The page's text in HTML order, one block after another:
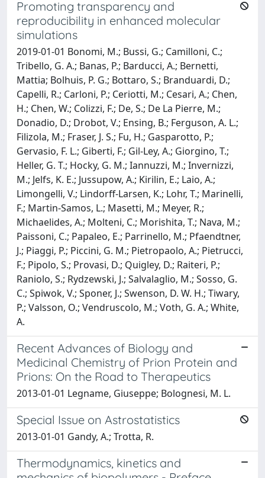
Promoting transparency and
reproducibility in enhanced molecular
simulations
2019-01-01 Bonomi, M.; Bussi, G.; Camilloni, C.;
Tribello, G. A.; Banas, P.; Barducci, A.; Bernetti,
Mattia; Bolhuis, P. G.; Bottaro, S.; Branduardi, D.;
Capelli, R.; Carloni, P.; Ceriotti, M.; Cesari, A.; Chen,
H.; Chen, W.; Colizzi, F.; De, S.; De La Pierre, M.;
Donadio, D.; Drobot, V.; Ensing, B.; Ferguson, A. L.;
Filizola, M.; Fraser, J. S.; Fu, H.; Gasparotto, P.;
Gervasio, F. L.; Giberti, F.; Gil-Ley, A.; Giorgino, T.;
Heller, G. T.; Hocky, G. M.; Iannuzzi, M.; Invernizzi,
M.; Jelfs, K. E.; Jussupow, A.; Kirilin, E.; Laio, A.;
Limongelli, V.; Lindorff-Larsen, K.; Lohr, T.; Marinelli,
F.; Martin-Samos, L.; Masetti, M.; Meyer, R.;
Michaelides, A.; Molteni, C.; Morishita, T.; Nava, M.;
Paissoni, C.; Papaleo, E.; Parrinello, M.; Pfaendtner,
J.; Piaggi, P.; Piccini, G. M.; Pietropaolo, A.; Pietrucci,
F.; Pipolo, S.; Provasi, D.; Quigley, D.; Raiteri, P.;
Raniolo, S.; Rydzewski, J.; Salvalaglio, M.; Sosso, G.
C.; Spiwok, V.; Sponer, J.; Swenson, D. W. H.; Tiwary,
P.; Valsson, O.; Vendruscolo, M.; Voth, G. A.; White,
A.
Recent Advances of Biology and
Medicinal Chemistry of Prion Protein and
Prions: On the Road to Therapeutics
2013-01-01 Legname, Giuseppe; Bolognesi, M. L.
Special Issue on Astrostatistics
2013-01-01 Gandy, A.; Trotta, R.
Thermodynamics, kinetics and